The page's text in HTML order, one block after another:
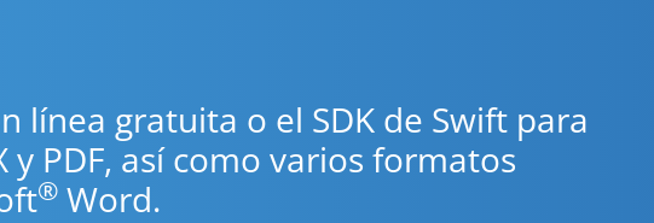
línea gratuita o el SDK de Swift para
PDF, así como varios formatos
® Word.